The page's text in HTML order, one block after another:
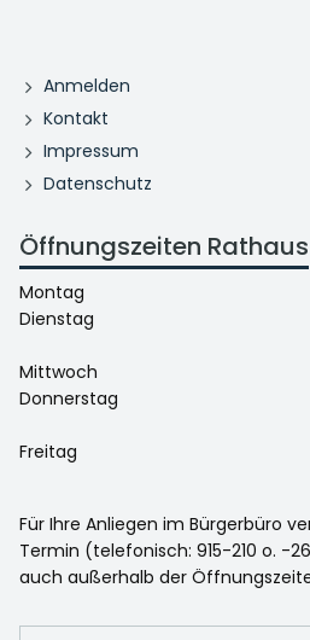
Anmelden
Kontakt
Impressum
Datenschutz
Öffnungszeiten Rathaus
Montag
Dienstag
Mittwoch
Donnerstag
Freitag
Für Ihre Anliegen im Bürgerbüro
Termin (telefonisch: 915-210 o. -
auch außerhalb der